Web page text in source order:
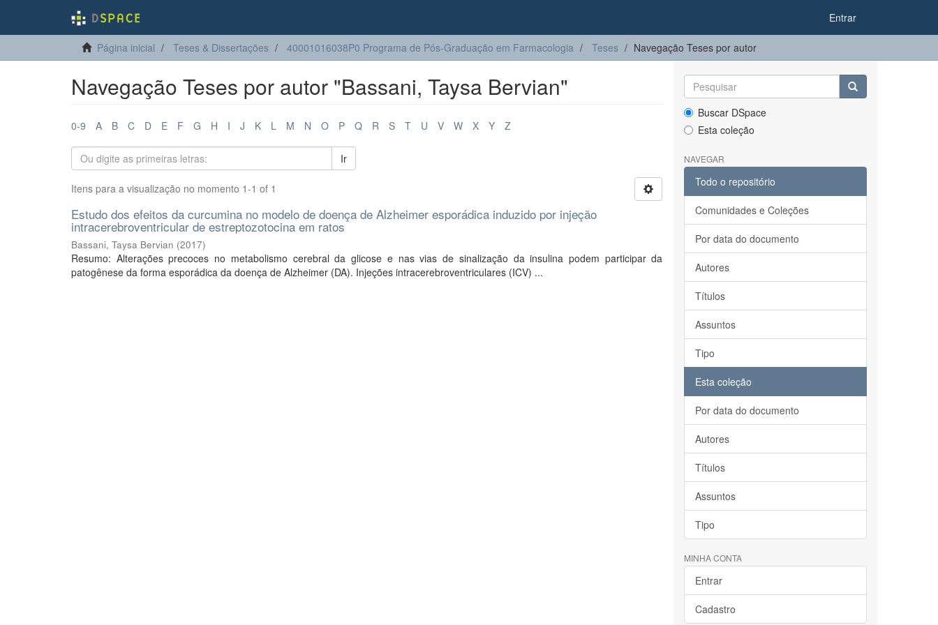
Entrar
Página inicial Teses & Dissertações 40001016038P0 Programa de Pós-Graduação em Farmacologia Teses Navegação Teses por autor
Navegação Teses por autor "Bassani, Taysa Bervian"
0-9 A B C D E F G H I J K L M N O P Q R S T U V W X Y Z
Ir
Itens para a visualização no momento 1-1 of 1
Estudo dos efeitos da curcumina no modelo de doença de Alzheimer esporádica induzido por injeção
intracerebroventricular de estreptozotocina em ratos
Bassani, Taysa Bervian (2017)
Resumo: Alterações precoces no metabolismo cerebral da glicose e nas vias de sinalização da insulina podem participar da
patogênese da forma esporádica da doença de Alzheimer (DA). Injeções intracerebroventriculares (ICV) ...
Buscar DSpace
Esta coleção
NAVEGAR
Todo o repositório
Comunidades e Coleções
Por data do documento
Autores
Títulos
Assuntos
Tipo
Esta coleção
Por data do documento
Autores
Títulos
Assuntos
Tipo
MINHA CONTA
Entrar
Cadastro